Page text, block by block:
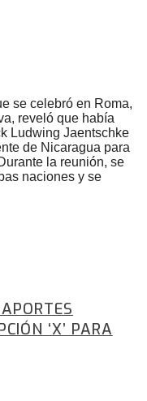
se celebró en Roma,
reveló que había
Ludwing Jaentschke
de Nicaragua para
la reunión, se
naciones y se
‘X’ PARA